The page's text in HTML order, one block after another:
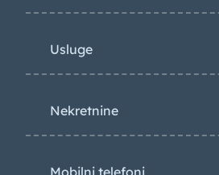
Usluge
Nekretnine
Mobilni telefoni